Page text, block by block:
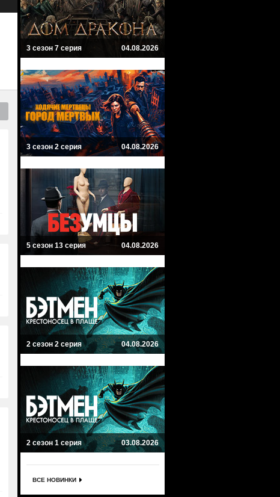
3 сезон 7 серия 04.08.2026
3 сезон 2 серия 04.08.2026
5 сезон 13 серия 04.08.2026
2 сезон 2 серия 04.08.2026
2 сезон 1 серия 03.08.2026
ВСЕ НОВИНКИ